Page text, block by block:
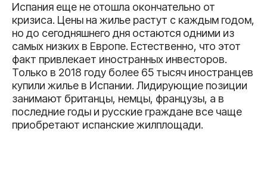
Испания еще не отошла окончательно от
кризиса. Цены на жилье растут с каждым годом,
но до сегодняшнего дня остаются одними из
самых низких в Европе. Естественно, что этот
факт привлекает иностранных инвесторов.
Только в 2018 году более 65 тысяч иностранцев
купили жилье в Испании. Лидирующие позиции
занимают британцы, немцы, французы, а в
последние годы и русские граждане все чаще
приобретают испанские жилплощади.